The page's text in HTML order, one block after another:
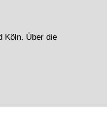
Köln. Über die